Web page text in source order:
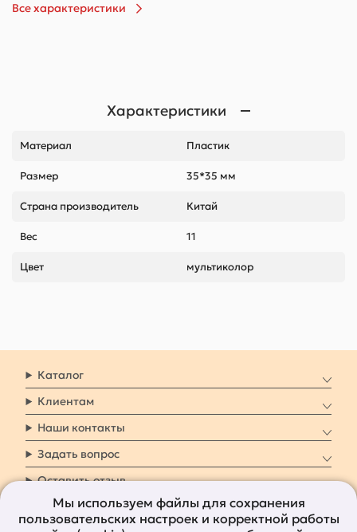
Все характеристики
Характеристики
Материал Пластик
Размер 35*35 мм
Страна производитель Китай
Вес 11
Цвет мультиколор
Каталог
Клиентам
Наши контакты
Задать вопрос
Оставить отзыв
8 800 7009 161 Заказать звонок
Мы используем файлы для сохранения
пользовательских настроек и корректной работы